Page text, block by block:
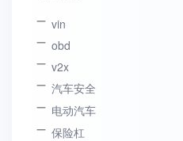
vin
obd
v2x
汽车安全
电动汽车
保险杠